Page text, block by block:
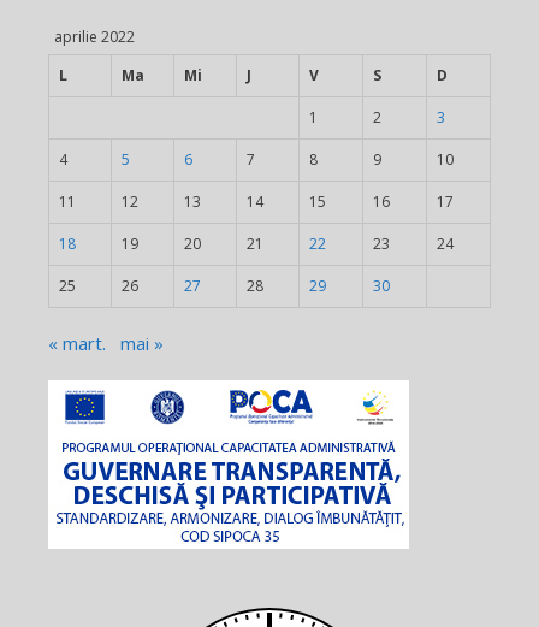
aprilie 2022
L
Ma Mi J V S D
1 2 3
4 5 6 7 8 9 10
11 12 13 14 15 16 17
18 19 20 21 22 23 24
25 26 27 28 29 30
« mart. mai »